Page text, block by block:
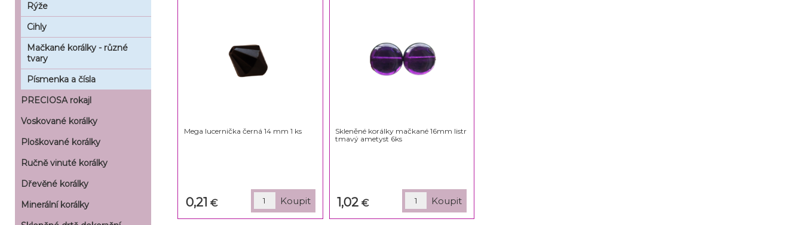
Mega lucernička černá 14 mm 1 ks
0,21 €
Skleněné korálky mačkané 16mm listr
tmavý ametyst 6ks
1,02€
Rýže
Cihly
Mačkané korálky - různé
tvary
Písmenka a čísla
PRECIOSA rokajl
Voskované korálky
Ploškované korálky
Ručně vinuté korálky
Dřevěné korálky
Minerální korálky